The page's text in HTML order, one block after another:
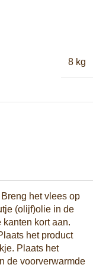
8 kg
het vlees op
(olijf)olie in de
kort aan.
het product
Plaats het
de voorverwarmde